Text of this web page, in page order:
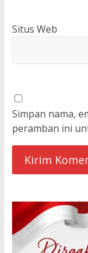
Situs Web
Simpan nama,
peramban ini